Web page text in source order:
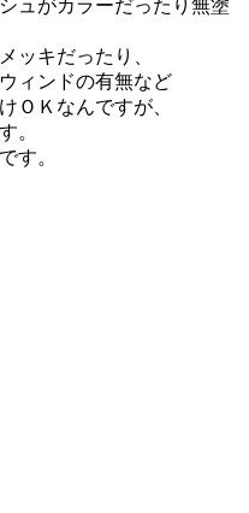
ュがカラーだったり無塗
ッキだったり、
ィンドの有無など
ＯＫなんですが、
。
す。